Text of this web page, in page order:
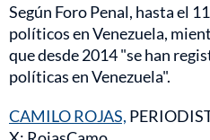
Según Foro Penal, hasta el
políticos en Venezuela,
que desde 2014 "se han
políticas en Venezuela".
CAMILO ROJAS,